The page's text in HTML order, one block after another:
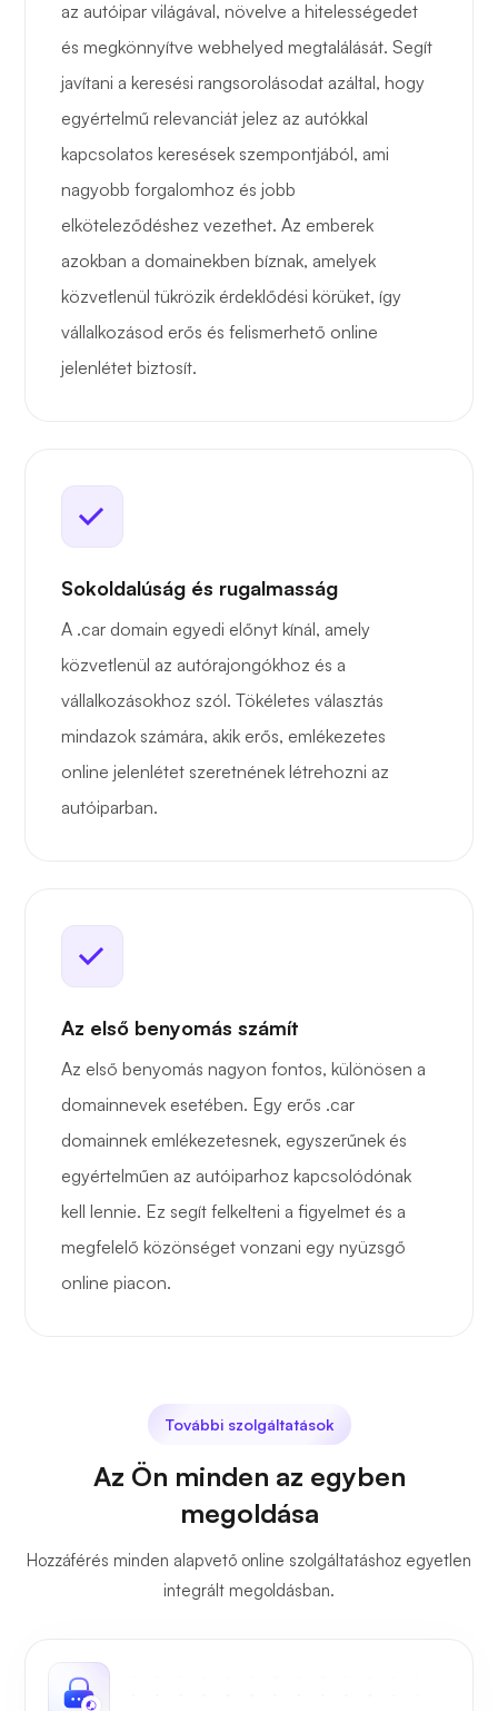
az autóipar világával, növelve a hitelességedet
és megkönnyítve webhelyed megtalálását. Segít
javítani a keresési rangsorolásodat azáltal, hogy
egyértelmű relevanciát jelez az autókkal
kapcsolatos keresések szempontjából, ami
nagyobb forgalomhoz és jobb
elköteleződéshez vezethet. Az emberek
azokban a domainekben bíznak, amelyek
közvetlenül tükrözik érdeklődési körüket, így
vállalkozásod erős és felismerhető online
jelenlétet biztosít.
Sokoldalúság és rugalmasság
A .car domain egyedi előnyt kínál, amely
közvetlenül az autórajongókhoz és a
vállalkozásokhoz szól. Tökéletes választás
mindazok számára, akik erős, emlékezetes
online jelenlétet szeretnének létrehozni az
autóiparban.
Az első benyomás számít
Az első benyomás nagyon fontos, különösen a
domainnevek esetében. Egy erős .car
domainnek emlékezetesnek, egyszerűnek és
egyértelműen az autóiparhoz kapcsolódónak
kell lennie. Ez segít felkelteni a figyelmet és a
megfelelő közönséget vonzani egy nyüzsgő
online piacon.
További szolgáltatások
Az Ön minden az egyben
megoldása
Hozzáférés minden alapvető online szolgáltatáshoz egyetlen
integrált megoldásban.